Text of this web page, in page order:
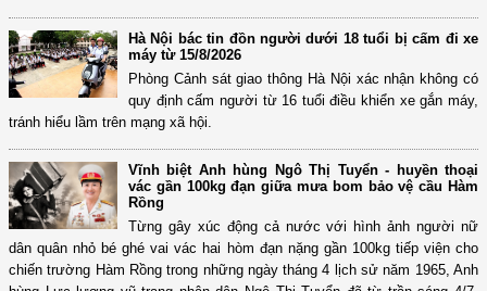
Hà Nội bác tin đồn người dưới 18 tuổi bị cấm đi xe
máy từ 15/8/2026
Phòng Cảnh sát giao thông Hà Nội xác nhận không có
quy định cấm người từ 16 tuổi điều khiển xe gắn máy,
tránh hiểu lầm trên mạng xã hội.
Vĩnh biệt Anh hùng Ngô Thị Tuyển - huyền thoại
vác gần 100kg đạn giữa mưa bom bảo vệ cầu Hàm
Rồng
Từng gây xúc động cả nước với hình ảnh người nữ
dân quân nhỏ bé ghé vai vác hai hòm đạn nặng gần 100kg tiếp viện cho
chiến trường Hàm Rồng trong những ngày tháng 4 lịch sử năm 1965, Anh